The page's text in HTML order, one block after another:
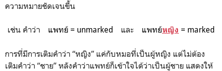
ความหมายชัดเจนขึ้น
เช่น คำว่า แพทย์ = unmarked และ แพทย์หญิง = marked
การที่มีการเติมคำว่า “หญิง” แค่กับหมอที่เป็นผู้หญิง แต่ไม่ต้อง
เติมคำว่า “ชาย” หลังคำว่าแพทย์ก็เข้าใจได้ว่าเป็นผู้ชาย แสดงให้